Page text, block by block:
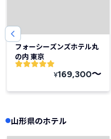
フォーシーズンズホテル丸
の内 東京
¥169,300〜
山形県のホテル